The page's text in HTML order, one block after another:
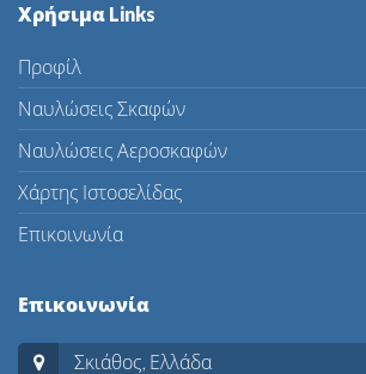
Χρήσιμα Links
Προφίλ
Ναυλώσεις Σκαφών
Ναυλώσεις Αεροσκαφών
Χάρτης Ιστοσελίδας
Επικοινωνία
Επικοινωνία
Σκιάθος, Ελλάδα